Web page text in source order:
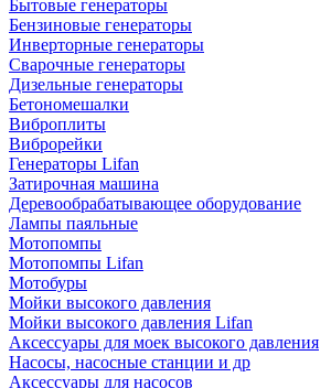
Бытовые генераторы
Бензиновые генераторы
Инверторные генераторы
Сварочные генераторы
Дизельные генераторы
Бетономешалки
Виброплиты
Виброрейки
Генераторы Lifan
Затирочная машина
Деревообрабатывающее оборудование
Лампы паяльные
Мотопомпы
Мотопомпы Lifan
Мотобуры
Мойки высокого давления
Мойки высокого давления Lifan
Аксессуары для моек высокого давления
Насосы, насосные станции и др
Аксессуары для насосов